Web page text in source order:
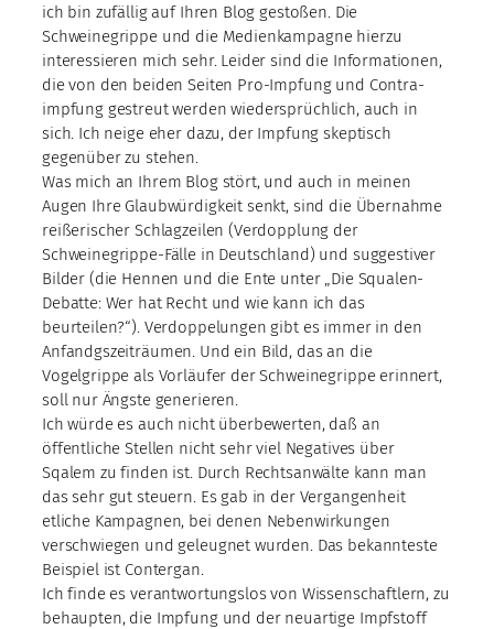
ich bin zufällig auf Ihren Blog gestoßen. Die
Schweinegrippe und die Medienkampagne hierzu
interessieren mich sehr. Leider sind die Informationen,
die von den beiden Seiten Pro-Impfung und Contra-
impfung gestreut werden wiedersprüchlich, auch in
sich. Ich neige eher dazu, der Impfung skeptisch
gegenüber zu stehen.
Was mich an Ihrem Blog stört, und auch in meinen
Augen Ihre Glaubwürdigkeit senkt, sind die Übernahme
reißerischer Schlagzeilen (Verdopplung der
Schweinegrippe-Fälle in Deutschland) und suggestiver
Bilder (die Hennen und die Ente unter „Die Squalen-
Debatte: Wer hat Recht und wie kann ich das
beurteilen?“). Verdoppelungen gibt es immer in den
Anfandgszeiträumen. Und ein Bild, das an die
Vogelgrippe als Vorläufer der Schweinegrippe erinnert,
soll nur Ängste generieren.
Ich würde es auch nicht überbewerten, daß an
öffentliche Stellen nicht sehr viel Negatives über
Sqalem zu finden ist. Durch Rechtsanwälte kann man
das sehr gut steuern. Es gab in der Vergangenheit
etliche Kampagnen, bei denen Nebenwirkungen
verschwiegen und geleugnet wurden. Das bekannteste
Beispiel ist Contergan.
Ich finde es verantwortungslos von Wissenschaftlern, zu
behaupten, die Impfung und der neuartige Impfstoff